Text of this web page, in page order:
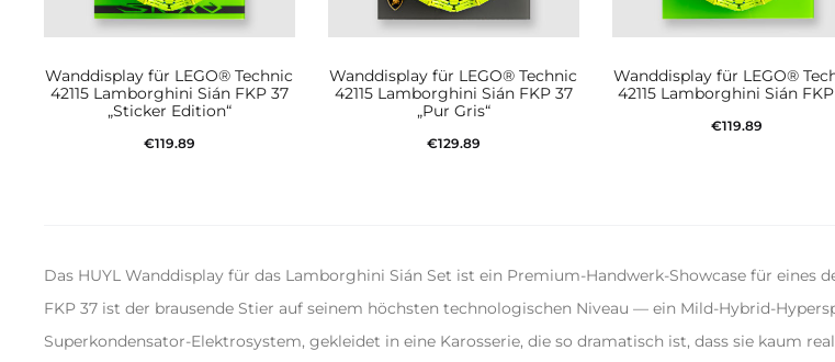
Wanddisplay für LEGO® Technic
42115 Lamborghini Sián FKP 37
„Sticker Edition“
€119.89
Wanddisplay für LEGO® Technic
42115 Lamborghini Sián FKP 37
„Pur Gris“
€129.89
Wanddisplay für LEGO®
42115 Lamborghini Sián
€119.89
Das HUYL Wanddisplay für das Lamborghini Sián Set ist ein Premium-Handwerk-Showcase für
FKP 37 ist der brausende Stier auf seinem höchsten technologischen Niveau — ein Mild-Hybrid-
Superkondensator-Elektrosystem, gekleidet in eine Karosserie, die so dramatisch ist, dass sie kaum